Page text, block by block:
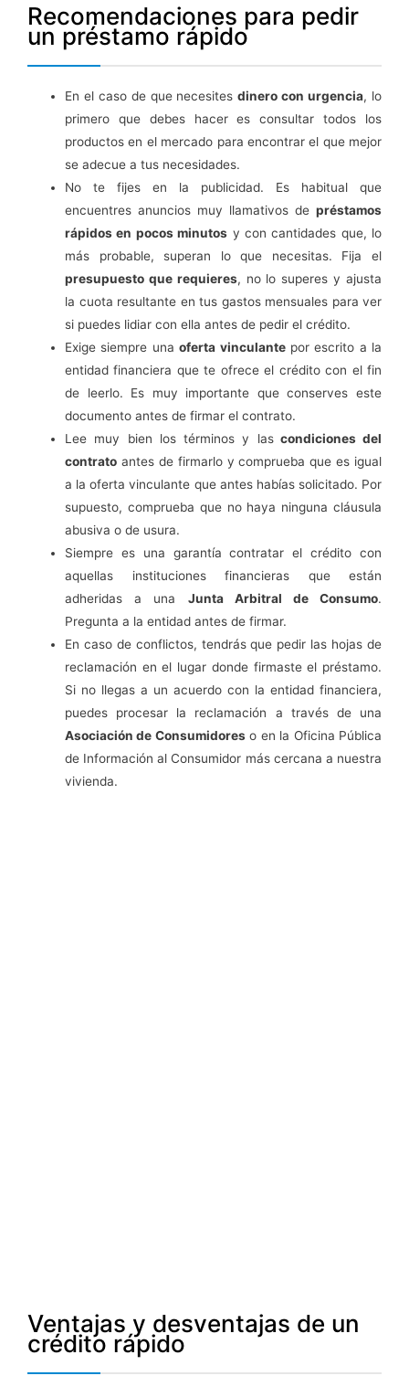
Recomendaciones para pedir
un préstamo rápido
En el caso de que necesitesdinero con urgencia, lo
primero que debes hacer es consultar todos los
productos en el mercado para encontrar el que mejor
se adecue a tus necesidades.
No te fijes en la publicidad. Es habitual que
encuentres anuncios muy llamativos de préstamos
rápidos en pocos minutos y con cantidades que, lo
más probable, superan lo que necesitas. Fija el
presupuesto que requieres, no lo superes y ajusta
la cuota resultante en tus gastos mensuales para ver
si puedes lidiar con ella antes de pedir el crédito.
Exige siempre unaoferta vinculantepor escrito a la
entidad financiera que te ofrece el crédito con el fin
de leerlo. Es muy importante que conserves este
documento antes de firmar el contrato.
Lee muy bien los términos y lascondiciones del
contrato antes de firmarlo y comprueba que es igual
a la oferta vinculante que antes habías solicitado. Por
supuesto, comprueba que no haya ninguna cláusula
abusiva o de usura.
Siempre es una garantía contratar el crédito con
aquellas instituciones financieras que están
adheridas a una Junta Arbitral de Consumo.
Pregunta a la entidad antes de firmar.
En caso de conflictos, tendrás que pedir las hojas de
reclamación en el lugar donde firmaste el préstamo.
Si no llegas a un acuerdo con la entidad financiera,
puedes procesar la reclamación a través de una
Asociación de Consumidoreso en la Oficina Pública
de Información al Consumidor más cercana a nuestra
vivienda.
Ventajas y desventajas de un
crédito rápido